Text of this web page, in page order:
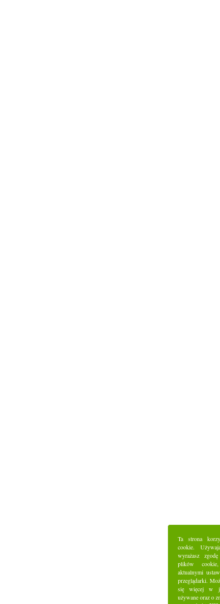
Ta strona
cookie.
wyrażasz
plików
aktualnymi
przeglądarki.
się więcej w
używane oraz o